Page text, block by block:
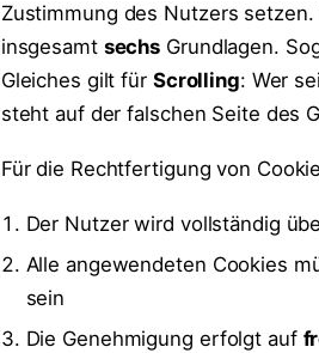
Zustimmung des Nutzers
insgesamt sechs Grundlagen.
Gleiches gilt für Scrolling: Wer
steht auf der falschen Seite des
Für die Rechtfertigung von
Der Nutzer wird vollständig
Alle angewendeten Cookies
sein
Die Genehmigung erfolgt auf